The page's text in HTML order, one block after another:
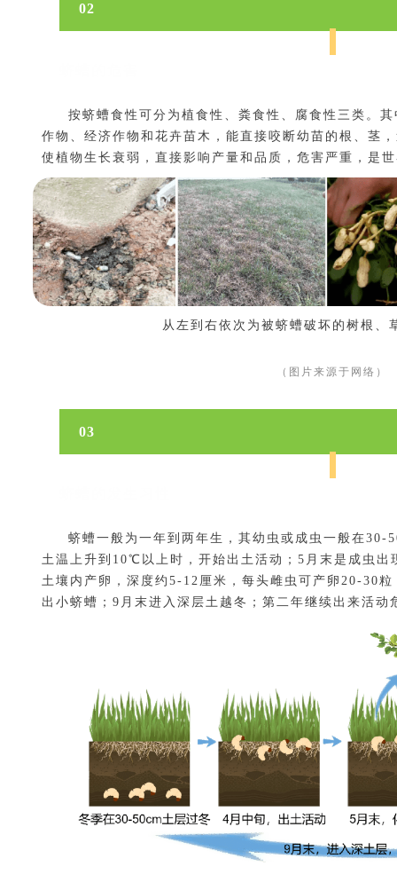
02
按蛴螬食性可分为植食性、粪食性、腐食性三类。其
作物、经济作物和花卉苗木，能直接咬断幼苗的根、茎
使植物生长衰弱，直接影响产量和品质，危害严重，是
从左到右依次为被蛴螬破坏的树根、
（图片来源于网络）
03
蛴螬一般为一年到两年生，其幼虫或成虫一般在30-
土温上升到10℃以上时，开始出土活动；5月末是成虫出
土壤内产卵，深度约5-12厘米，每头雌虫可产卵20-30
出小蛴螬；9月末进入深层土越冬；第二年继续出来活动